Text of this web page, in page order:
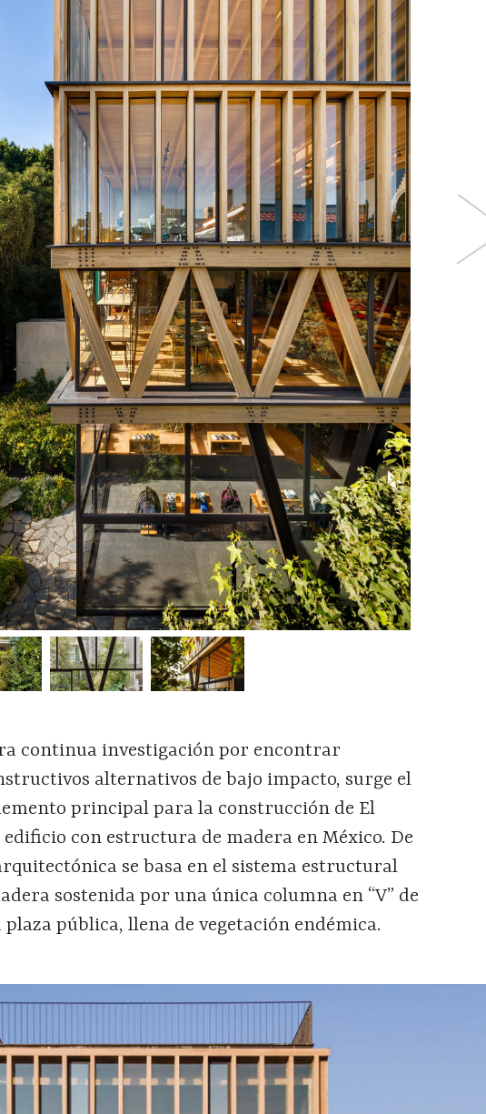
continua investigación por encontrar
alternativos de bajo impacto, surge el
principal para la construcción de El
con estructura de madera en México. De
se basa en el sistema estructural
sostenida por una única columna en “V” de
pública, llena de vegetación endémica.